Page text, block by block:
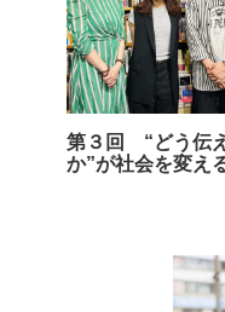
第３回 “どう伝
か”が社会を変え